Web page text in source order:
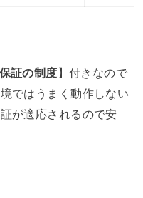
証の制度】付きなので
ではうまく動作しない
が適応されるので安